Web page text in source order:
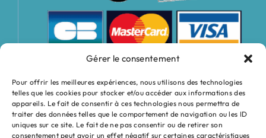
Gérer le consentement
Pour offrir les meilleures expériences, nous utilisons des technologies
telles que les cookies pour stocker et/ou accéder aux informations des
appareils. Le fait de consentir à ces technologies nous permettra de
traiter des données telles que le comportement de navigation ou les ID
uniques sur ce site. Le fait de ne pas consentir ou de retirer son
consentement peut avoir un effet négatif sur certaines caractéristiques